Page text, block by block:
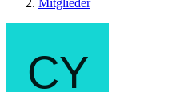
Mitglieder